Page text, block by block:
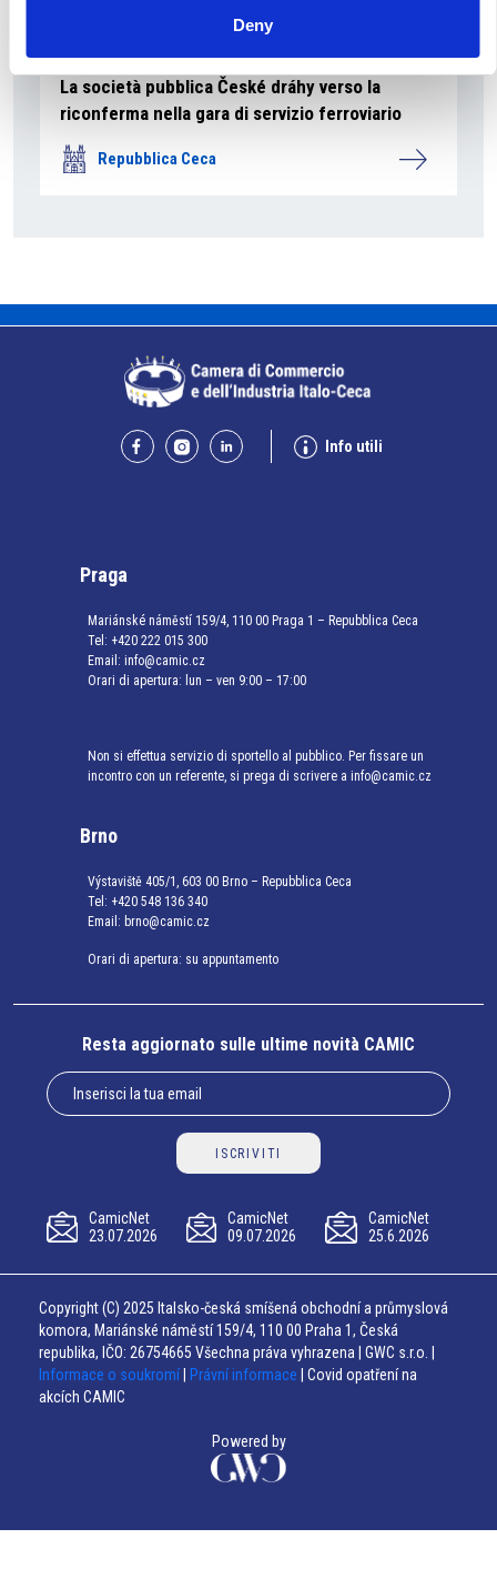
Deny
La società pubblica České dráhy verso la
riconferma nella gara di servizio ferroviario
Repubblica Ceca
Info utili
Praga
Mariánské náměstí 159/4, 110 00 Praga 1 – Repubblica Ceca
Tel: +420 222 015 300
Email: info@camic.cz
Orari di apertura: lun – ven 9:00 – 17:00
Non si effettua servizio di sportello al pubblico. Per fissare un
incontro con un referente, si prega di scrivere a info@camic.cz
Brno
Výstaviště 405/1, 603 00 Brno – Repubblica Ceca
Tel: +420 548 136 340
Email: brno@camic.cz
Orari di apertura: su appuntamento
Resta aggiornato sulle ultime novità CAMIC
ISCRIVITI
CamicNet
23.07.2026
CamicNet
09.07.2026
CamicNet
25.6.2026
Copyright (C) 2025 Italsko-česká smíšená obchodní a průmyslová
komora, Mariánské náměstí 159/4, 110 00 Praha 1, Česká
republika, IČO: 26754665 Všechna práva vyhrazena | GWC s.r.o. |
Informace o soukromí
Právní informace | Covid opatření na
akcích CAMIC
Powered by